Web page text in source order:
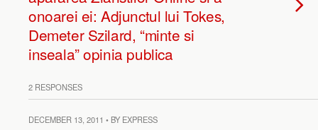
onoarei ei: Adjunctul lui Tokes,
Demeter Szilard, “minte si
inseala” opinia publica
2 RESPONSES
DECEMBER 13, 2011 • BY EXPRESS